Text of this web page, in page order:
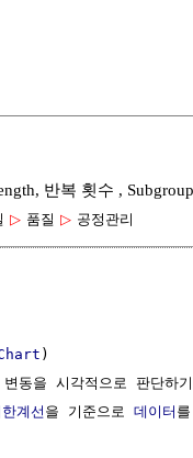
반복 횟수 ,
▷ 품질 ▷ 공정관리
)
동을 시각적으로 판단하
계선 을 기준으로 데이터